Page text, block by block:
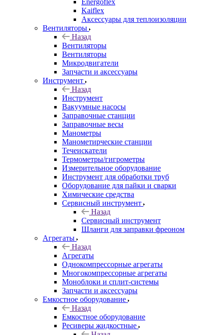
Energoflex
Kaiflex
Аксессуары для теплоизоляции
Вентиляторы
Назад
Вентиляторы
Вентиляторы
Микродвигатели
Запчасти и аксессуары
Инструмент
Назад
Инструмент
Вакуумные насосы
Заправочные станции
Заправочные весы
Манометры
Манометирческие станции
Течеискатели
Термометры/гигрометры
Измерительное оборудование
Инструмент для обработки труб
Оборудование для пайки и сварки
Химические средства
Сервисный инструмент
Назад
Сервисный инструмент
Шланги для заправки фреоном
Агрегаты
Назад
Агрегаты
Однокомпрессорные агрегаты
Многокомпрессорные агрегаты
Моноблоки и сплит-системы
Запчасти и аксессуары
Емкостное оборудование
Назад
Емкостное оборудование
Ресиверы жидкостные